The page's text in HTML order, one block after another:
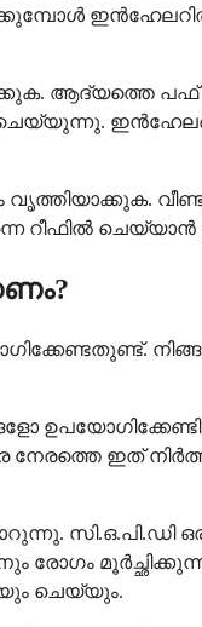
ആദ്യത്തെ
റീഫിൽ
നേരത്തെ ഇത്
രോഗം
ചെയ്യും.